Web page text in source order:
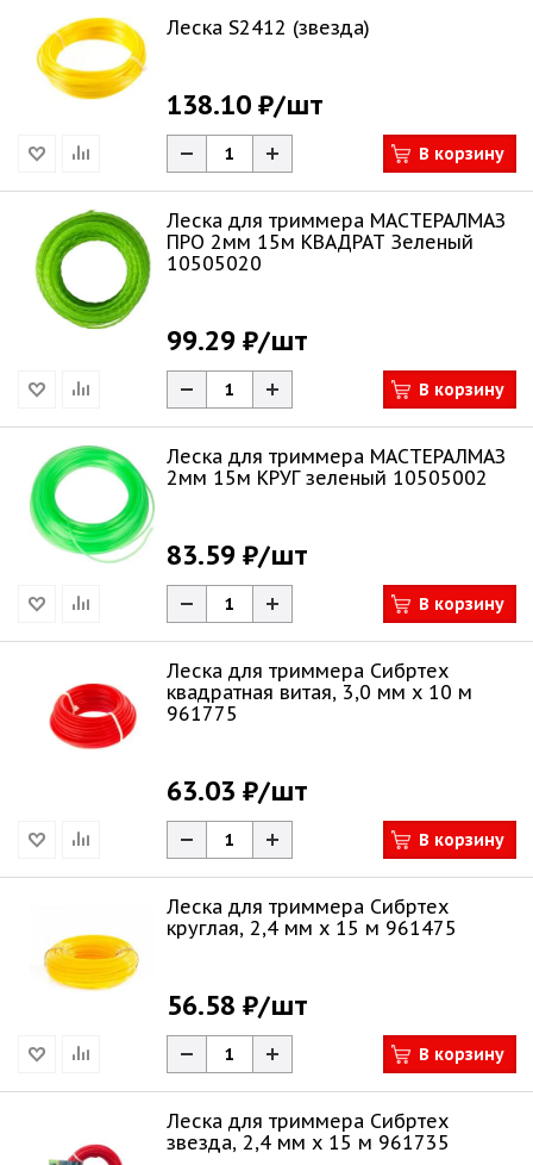
Леска S2412 (звезда)
138.10 ₽/шт
В корзину
Леска для триммера МАСТЕРАЛМАЗ
ПРО 2мм 15м КВАДРАТ Зеленый
10505020
99.29 ₽/шт
В корзину
Леска для триммера МАСТЕРАЛМАЗ
2мм 15м КРУГ зеленый 10505002
83.59 ₽/шт
В корзину
Леска для триммера Сибртех
квадратная витая, 3,0 мм х 10 м
961775
63.03 ₽/шт
В корзину
Леска для триммера Сибртех
круглая, 2,4 мм х 15 м 961475
56.58 ₽/шт
В корзину
Леска для триммера Сибртех
звезда, 2,4 мм х 15 м 961735